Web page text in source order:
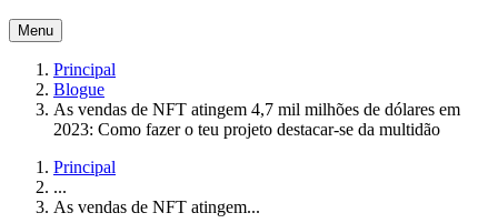
Menu
Principal
Blogue
As vendas de NFT atingem 4,7 mil milhões de dólares em
2023: Como fazer o teu projeto destacar-se da multidão
Principal
...
As vendas de NFT atingem...